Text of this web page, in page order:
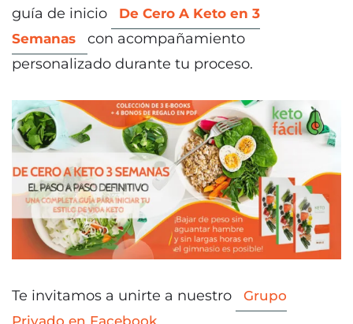
guía de inicio
De Cero A Keto en 3
Semanas
con acompañamiento
personalizado durante tu proceso.
Te invitamos a unirte a nuestro
Grupo
Privado en Facebook